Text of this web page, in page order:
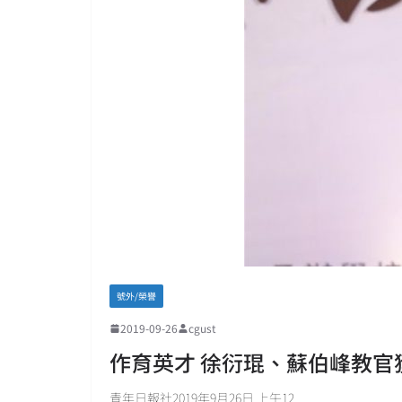
號外/榮譽
2019-09-26 cgust
作育英才 徐衍琨、蘇伯峰教
青年日報社2019年9月26日 上午12